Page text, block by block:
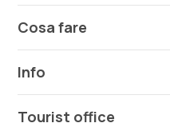
Cosa fare
Info
Tourist office